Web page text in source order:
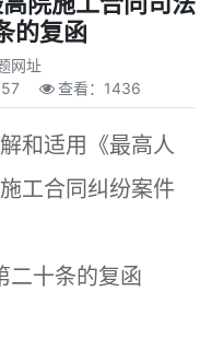
的复函
网址
查看： 1436
和适用《最高人
工合同纠纷案件
二十条的复函